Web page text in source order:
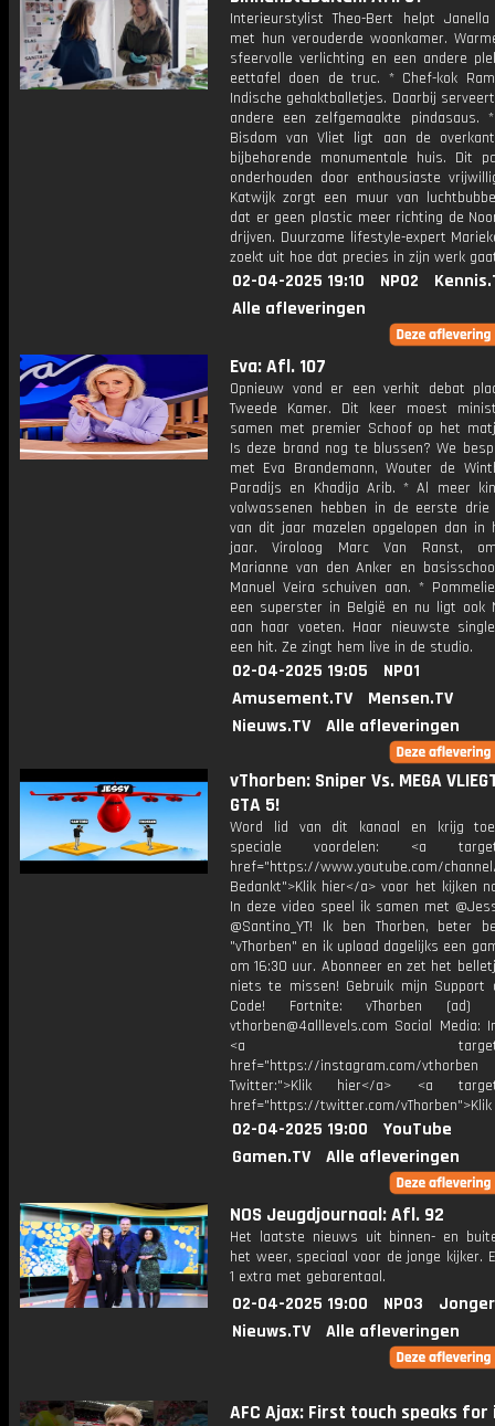
Interieurstylist Theo-Bert helpt
met hun verouderde woonkamer.
sfeervolle verlichting en een andere
eettafel doen de truc. * Chef-kok
Indische gehaktballetjes. Daarbij
andere een zelfgemaakte pindasaus.
Bisdom van Vliet ligt aan de
bijbehorende monumentale huis. Dit
onderhouden door enthousiaste
Katwijk zorgt een muur van
dat er geen plastic meer richting de
drijven. Duurzame lifestyle-expert
zoekt uit hoe dat precies in zijn werk
02-04-2025 19:10 NPO2
Alle afleveringen
Eva: Afl. 107
Opnieuw vond er een verhit debat
Tweede Kamer. Dit keer moest
samen met premier Schoof op het
Is deze brand nog te blussen? We
met Eva Brandemann, Wouter de
Paradijs en Khadija Arib. * Al meer
volwassenen hebben in de eerste drie
van dit jaar mazelen opgelopen dan in
jaar. Viroloog Marc Van Ranst,
Marianne van den Anker en
Manuel Veira schuiven aan. *
een superster in België en nu ligt ook
aan haar voeten. Haar nieuwste
een hit. Ze zingt hem live in de studio.
02-04-2025 19:05
NPO1
Amusement.TV
Mensen.TV
Nieuws.TV
Alle afleveringen
vThorben: Sniper Vs. MEGA
GTA 5!
Word lid van dit kanaal en krijg
speciale voordelen: <a
href="https://www.youtube.com/channel/
Bedankt">Klik hier</a> voor het kijken
In deze video speel ik samen met
@Santino_YT! Ik ben Thorben, beter
"vThorben" en ik upload dagelijks een
om 16:30 uur. Abonneer en zet het
niets te missen! Gebruik mijn Support
Code! Fortnite: vThorben (ad)
vthorben@4alllevels.com Social Media:
<a
href="https://instagram.com/vthorben
Twitter:">Klik hier</a> <a
href="https://twitter.com/
02-04-2025 19:00
YouTube
Gamen.TV
Alle afleveringen
NOS Jeugdjournaal: Afl. 92
Het laatste nieuws uit binnen- en
het weer, speciaal voor de jonge kijker.
1 extra met gebarentaal.
02-04-2025 19:00 NPO3
Nieuws.TV
Alle afleveringen
AFC Ajax: First touch speaks